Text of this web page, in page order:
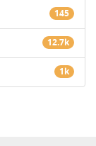
145
12.7k
1k